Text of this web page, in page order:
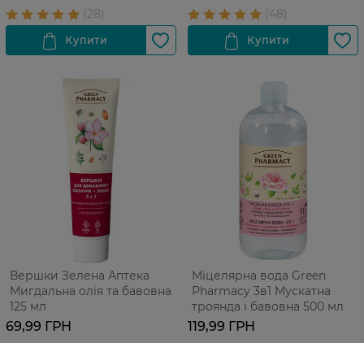
Вершки Зелена Аптека
Мигдальна олія та бавовна
125 мл
69,99 ГРН
Міцелярна вода Green
Pharmacy 3в1 Мускатна
троянда і бавовна 500 мл
119,99 ГРН